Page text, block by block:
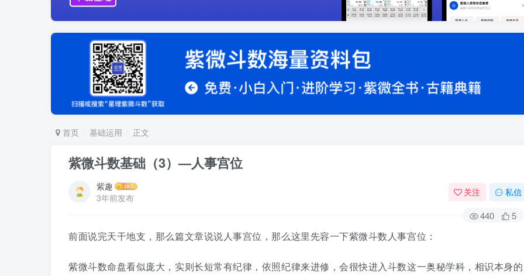
首页 基础运用 正文
紫微斗数基础（3）—人事宫位
紫趣
3年前发布
关注 私信
440 5
前面说完天干地支，那么篇文章说说人事宫位，那么这里先容一下紫微斗数人事宫位：
紫微斗数命盘看似庞大，实则长短常有纪律，依照纪律来进修，会很快进入斗数这一奥秘学科，相识本身的